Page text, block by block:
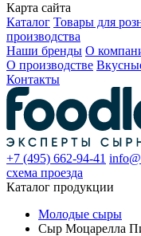
Карта сайта
Каталог Товары для
производства
Наши бренды О
О производстве
Контакты
+7 (495) 662-94-41
схема проезда
Каталог продукции
Молодые сыры
Сыр Моцарелла